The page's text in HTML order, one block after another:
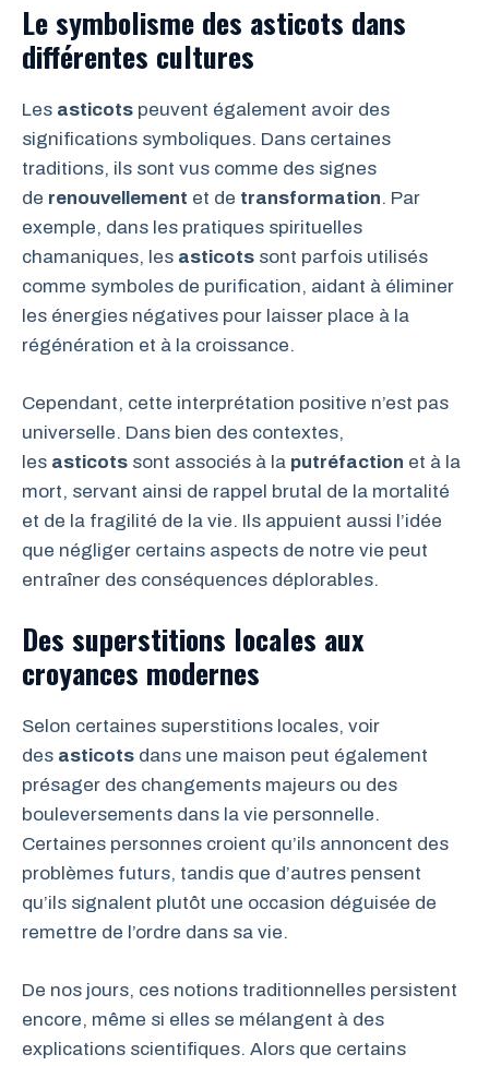
Le symbolisme des asticots dans
différentes cultures
Les asticots peuvent également avoir des
significations symboliques. Dans certaines
traditions, ils sont vus comme des signes
de renouvellement et de transformation. Par
exemple, dans les pratiques spirituelles
chamaniques, les asticots sont parfois utilisés
comme symboles de purification, aidant à éliminer
les énergies négatives pour laisser place à la
régénération et à la croissance.
Cependant, cette interprétation positive n’est pas
universelle. Dans bien des contextes,
les asticots sont associés à la putréfaction et à la
mort, servant ainsi de rappel brutal de la mortalité
et de la fragilité de la vie. Ils appuient aussi l’idée
que négliger certains aspects de notre vie peut
entraîner des conséquences déplorables.
Des superstitions locales aux
croyances modernes
Selon certaines superstitions locales, voir
des asticots dans une maison peut également
présager des changements majeurs ou des
bouleversements dans la vie personnelle.
Certaines personnes croient qu’ils annoncent des
problèmes futurs, tandis que d’autres pensent
qu’ils signalent plutôt une occasion déguisée de
remettre de l’ordre dans sa vie.
De nos jours, ces notions traditionnelles persistent
encore, même si elles se mélangent à des
explications scientifiques. Alors que certains